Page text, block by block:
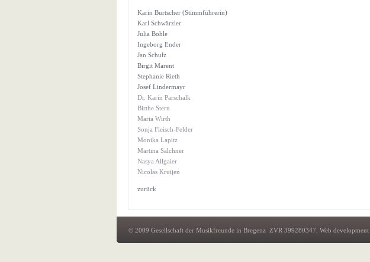
Karin Burtscher (Stimmführerin)
Karl Schwärzler
Julia Bohle
Ingeborg Ender
Jan Schulz
Birgit Marent
Stephanie Rieth
Josef Lindermayr
Dr. Karin Parschalk
Birthe Stern
Maria Wirth
Sonja Fleisch-Felder
Monika Lapitz
Martina Salchner
Nasya Allgaier
Nicolas Kruijen
zurück
© 2009 Gesellschaft der Musikfreunde in Bregenz ZVR 399280347. Web development